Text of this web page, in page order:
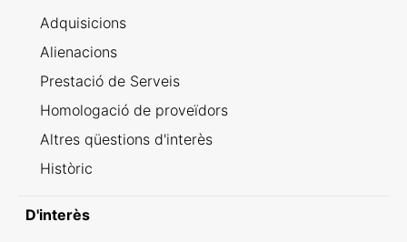
Adquisicions
Alienacions
Prestació de Serveis
Homologació de proveïdors
Altres qüestions d'interès
Històric
D'interès